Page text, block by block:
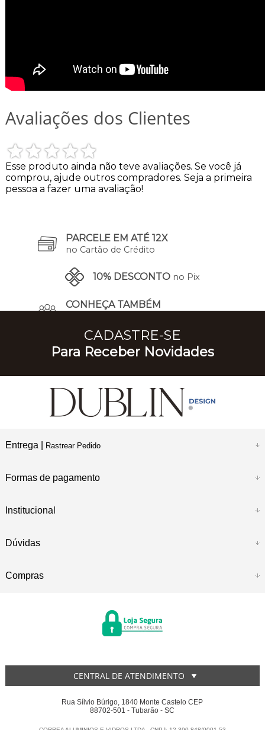
Avaliações dos Clientes
Esse produto ainda não teve avaliações. Se você já
comprou, ajude outros compradores. Seja a primeira
pessoa a fazer uma avaliação!
PARCELE EM ATÉ 12X
no Cartão de Crédito
10% DESCONTO no Pix
CONHEÇA TAMBÉM
CADASTRE-SE
Para Receber Novidades
Entrega | Rastrear Pedido
Formas de pagamento
Institucional
Dúvidas
Compras
CENTRAL DE ATENDIMENTO
Rua Sílvio Búrigo, 1840 Monte Castelo CEP
88702-501 - Tubarão - SC